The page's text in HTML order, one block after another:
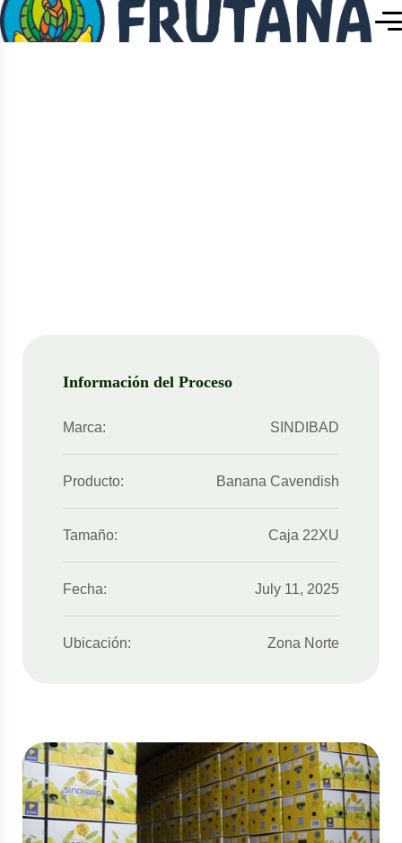
Información del Proceso
Marca: SINDIBAD
Producto: Banana Cavendish
Tamaño: Caja 22XU
Fecha: July 11, 2025
Ubicación: Zona Norte